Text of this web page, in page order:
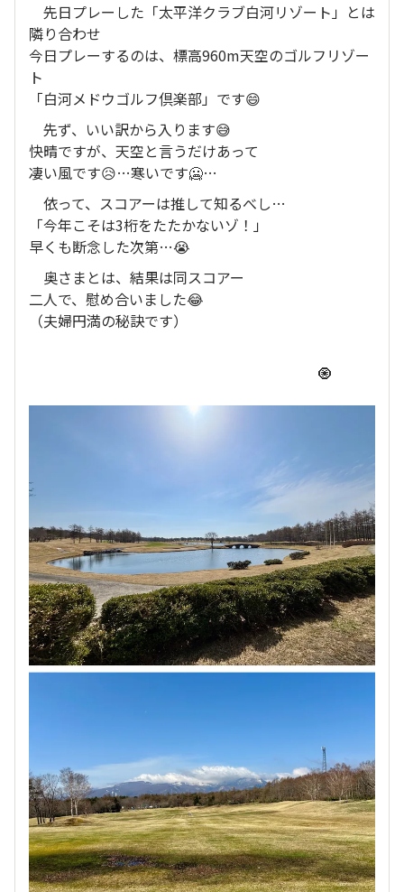
先日プレーした「太平洋クラブ白河リゾート」とは
隣り合わせ
今日プレーするのは、標高960m天空のゴルフリゾー
ト
「白河メドウゴルフ倶楽部」です😄
先ず、いい訳から入ります😅
快晴ですが、天空と言うだけあって
凄い風です😥…寒いです🥶…
依って、スコアーは推して知るべし…
「今年こそは3桁をたたかないゾ！」
早くも断念した次第…😭
奥さまとは、結果は同スコアー
二人で、慰め合いました😂
（夫婦円満の秘訣です）
🧿